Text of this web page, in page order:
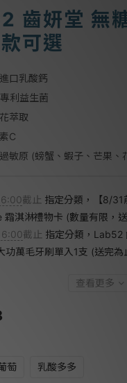
齒妍堂 無
可選
口乳酸鈣
利益生菌
萃取
C
敏原 (螃蟹、蝦子、芒果、
截止 指定分類，【8/
霜淇淋禮物卡 (數量有限，
截止 指定分類，Lab52
功萬毛牙刷單入1支 (送完為
查看更多
萄 乳酸多多